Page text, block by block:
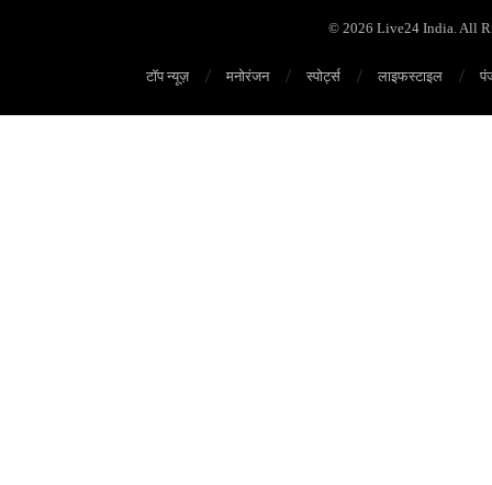
© 2026 Live24 India. All
टॉप न्यूज़ मनोरंजन स्पोर्ट्स लाइफस्टाइल